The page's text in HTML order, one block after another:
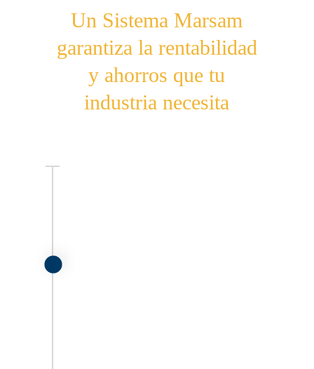
Un Sistema Marsam
garantiza la rentabilidad
y ahorros que tu
industria necesita